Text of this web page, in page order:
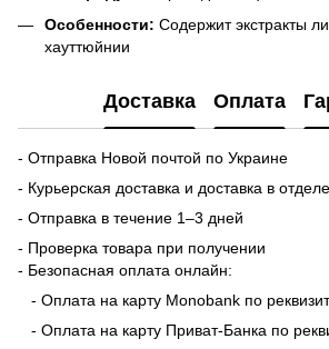
Особенности: Содержит экстракты
хауттюйнии
Доставка Оплата
- Отправка Новой почтой по Украине
- Курьерская доставка и доставка в
- Отправка в течение 1–3 дней
- Проверка товара при получении
- Безопасная оплата онлайн:
- Оплата на карту Monobank по
- Оплата на карту Приват-Банка по